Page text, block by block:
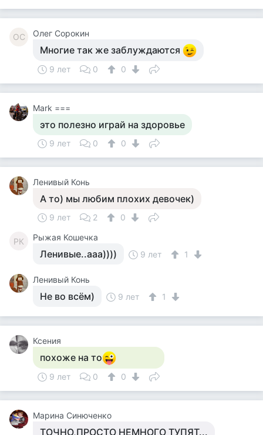
ОС Олег Сорокин
Многие так же заблуждаются
9 лет 0 0
Mark ===
это полезно играй на здоровье
9 лет 0 0
Ленивый Конь
А то) мы любим плохих девочек)
9 лет 2 0
РК Рыжая Кошечка
Ленивые..ааа)))) 9 лет 1
Ленивый Конь
Не во всём) 9 лет 1
Ксения
похоже на то
9 лет 0 0
Марина Синюченко
ТОЧНО,ПРОСТО НЕМНОГО ТУПЯТ...